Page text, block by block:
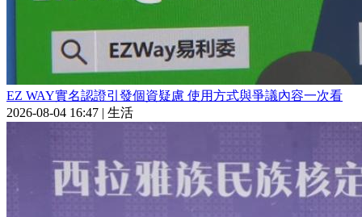
EZ WAY實名認證引發個資疑慮 使用方式與爭議內容一次看
2026-08-04 16:47 | 生活